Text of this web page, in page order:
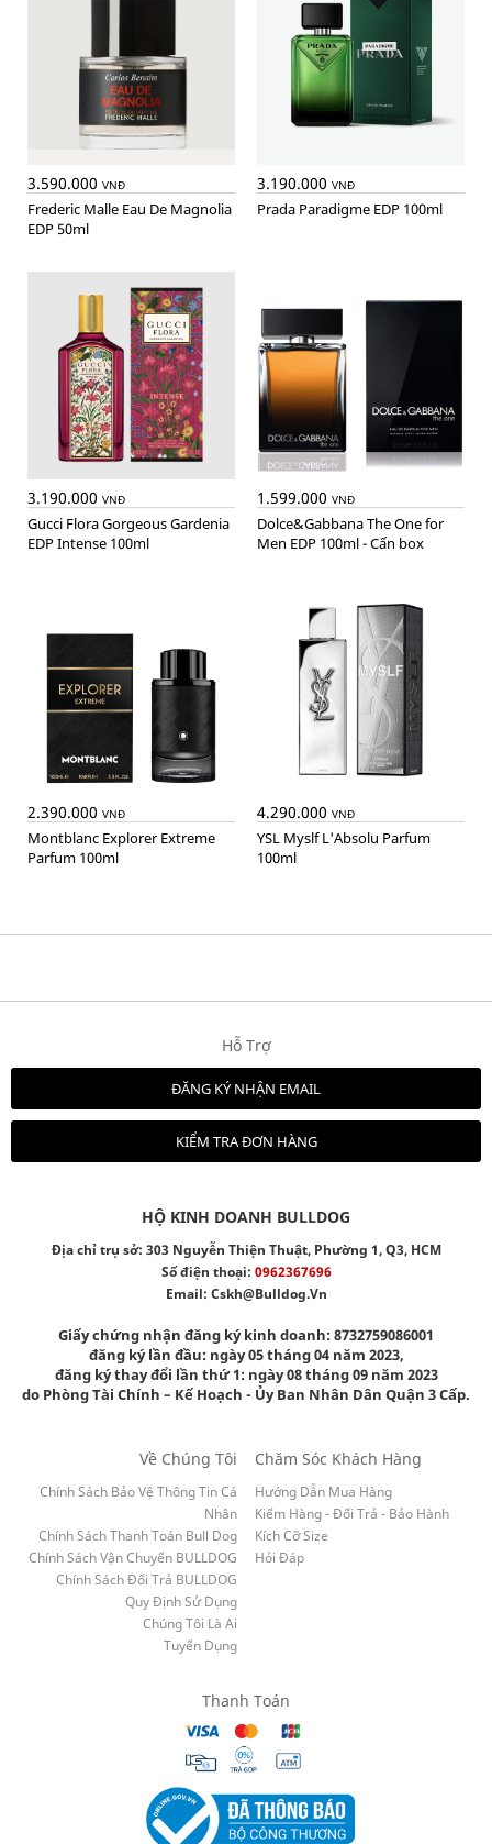
3.590.000 VNĐ
Frederic Malle Eau De Magnolia
EDP 50ml
3.190.000 VNĐ
Prada Paradigme EDP 100ml
3.190.000 VNĐ
Gucci Flora Gorgeous Gardenia
EDP Intense 100ml
1.599.000 VNĐ
Dolce&Gabbana The One for
Men EDP 100ml - Cấn box
2.390.000 VNĐ
Montblanc Explorer Extreme
Parfum 100ml
4.290.000 VNĐ
YSL Myslf L'Absolu Parfum
100ml
Hỗ Trợ
ĐĂNG KÝ NHẬN EMAIL
KIỂM TRA ĐƠN HÀNG
HỘ KINH DOANH BULLDOG
Địa chỉ trụ sở: 303 Nguyễn Thiện Thuật, Phường 1, Q3, HCM
Số điện thoại: 0962367696
Email: Cskh@bulldog.vn
Giấy chứng nhận đăng ký kinh doanh: 8732759086001
đăng ký lần đầu: ngày 05 tháng 04 năm 2023,
đăng ký thay đổi lần thứ 1: ngày 08 tháng 09 năm 2023
do Phòng Tài Chính – Kế Hoạch - Ủy Ban Nhân Dân Quận 3 Cấp.
Về Chúng Tôi
Chính Sách Bảo Vệ Thông Tin Cá
Nhân
Chính Sách Thanh Toán Bull Dog
Chính Sách Vận Chuyển BULLDOG
Chính Sách Đổi Trả BULLDOG
Quy Định Sử Dụng
Chúng Tôi Là Ai
Tuyển Dụng
Chăm Sóc Khách Hàng
Hướng Dẫn Mua Hàng
Kiểm Hàng - Đổi Trả - Bảo Hành
Kích Cỡ Size
Hỏi Đáp
Thanh Toán